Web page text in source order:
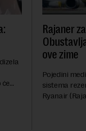
će
Rajaner
ove zime
Pojedini
sistema
Ryanair